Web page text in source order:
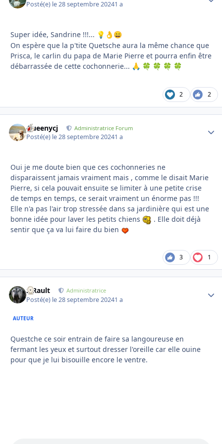
Posté(e) le 28 septembre 20241 a
Super idée, Sandrine !!!... 💡 👌 😄
On espère que la p'tite Quetsche aura la même chance que
Prisca, le carlin du papa de Marie Pierre et pourra enfin être
débarrassée de cette cochonnerie... 🙏 🍀 🍀 🍀 🍀
2 2
Queenycj Administratrice Forum
Posté(e) le 28 septembre 20241 a
Oui je me doute bien que ces cochonneries ne
disparaissent jamais vraiment mais , comme le disait Marie
Pierre, si cela pouvait ensuite se limiter à une petite crise
de temps en temps, ce serait vraiment un énorme pas !!!
Elle n'a pas l'air trop stressée dans sa jardinière qui est une
bonne idée pour laver les petits chiens
. Elle doit déjà
sentir que ça va lui faire du bien
3 1
S.Rault Administratrice
Posté(e) le 28 septembre 20241 a
AUTEUR
Questche ce soir entrain de faire sa langoureuse en
fermant les yeux et surtout dresser l'oreille car elle ouine
pour que je lui bisouille encore le ventre.